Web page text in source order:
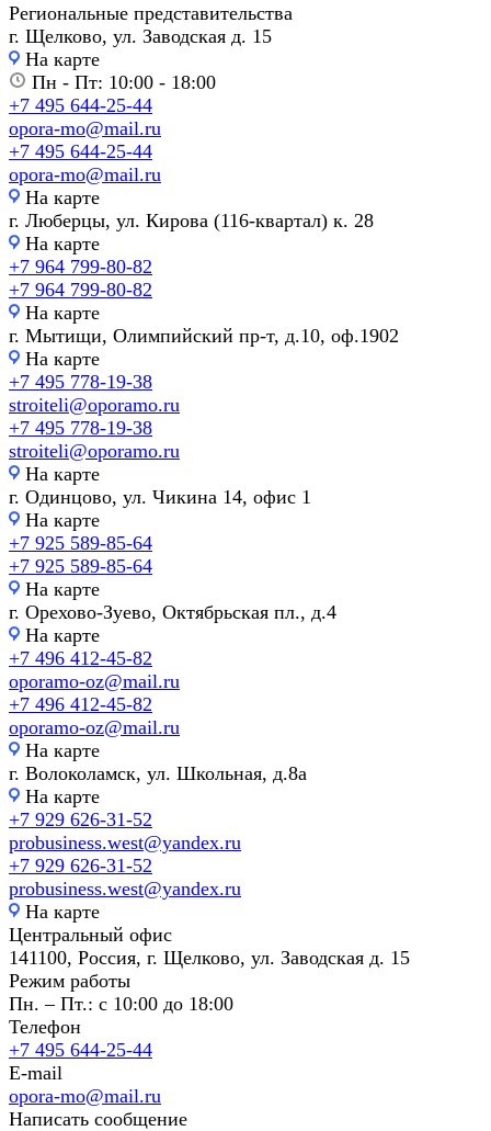
Региональные представительства
г. Щелково, ул. Заводская д. 15
На карте
Пн - Пт: 10:00 - 18:00
+7 495 644-25-44
opora-mo@mail.ru
+7 495 644-25-44
opora-mo@mail.ru
На карте
г. Люберцы, ул. Кирова (116-квартал) к. 28
На карте
+7 964 799-80-82
+7 964 799-80-82
На карте
г. Мытищи, Олимпийский пр-т, д.10, оф.1902
На карте
+7 495 778-19-38
stroiteli@oporamo.ru
+7 495 778-19-38
stroiteli@oporamo.ru
На карте
г. Одинцово, ул. Чикина 14, офис 1
На карте
+7 925 589-85-64
+7 925 589-85-64
На карте
г. Орехово-Зуево, Октябрьская пл., д.4
На карте
+7 496 412-45-82
oporamo-oz@mail.ru
+7 496 412-45-82
oporamo-oz@mail.ru
На карте
г. Волоколамск, ул. Школьная, д.8а
На карте
+7 929 626-31-52
probusiness.west@yandex.ru
+7 929 626-31-52
probusiness.west@yandex.ru
На карте
Центральный офис
141100, Россия, г. Щелково, ул. Заводская д. 15
Режим работы
Пн. – Пт.: с 10:00 до 18:00
Телефон
+7 495 644-25-44
E-mail
opora-mo@mail.ru
Написать сообщение